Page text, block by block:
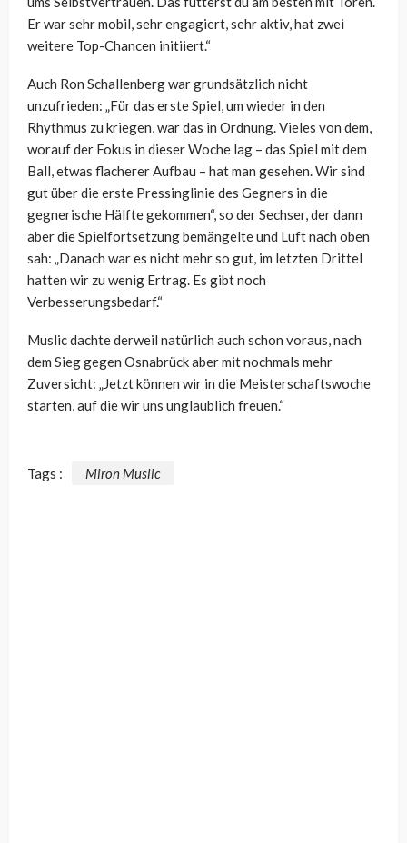
Er war sehr mobil, sehr engagiert, sehr aktiv, hat zwei
weitere Top-Chancen initiiert.“
Auch Ron Schallenberg war grundsätzlich nicht
unzufrieden: „Für das erste Spiel, um wieder in den
Rhythmus zu kriegen, war das in Ordnung. Vieles von dem,
worauf der Fokus in dieser Woche lag – das Spiel mit dem
Ball, etwas flacherer Aufbau – hat man gesehen. Wir sind
gut über die erste Pressinglinie des Gegners in die
gegnerische Hälfte gekommen“, so der Sechser, der dann
aber die Spielfortsetzung bemängelte und Luft nach oben
sah: „Danach war es nicht mehr so gut, im letzten Drittel
hatten wir zu wenig Ertrag. Es gibt noch
Verbesserungsbedarf.“
Muslic dachte derweil natürlich auch schon voraus, nach
dem Sieg gegen Osnabrück aber mit nochmals mehr
Zuversicht: „Jetzt können wir in die Meisterschaftswoche
starten, auf die wir uns unglaublich freuen.“
Tags : Miron Muslic